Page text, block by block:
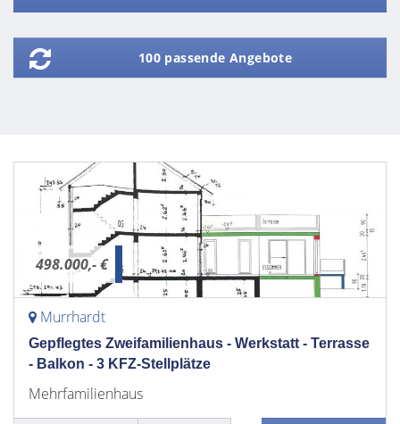
100 passende Angebote
498.000,- €
Murrhardt
Gepflegtes Zweifamilienhaus - Werkstatt - Terrasse
- Balkon - 3 KFZ-Stellplätze
Mehrfamilienhaus